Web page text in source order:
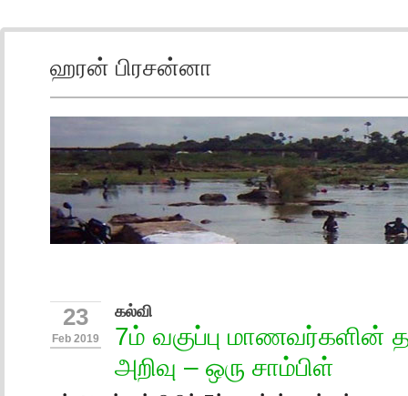
ஹரன் பிரசன்னா
23
Feb 2019
கல்வி
7ம் வகுப்பு மாணவர்களின்
அறிவு – ஒரு சாம்பிள்